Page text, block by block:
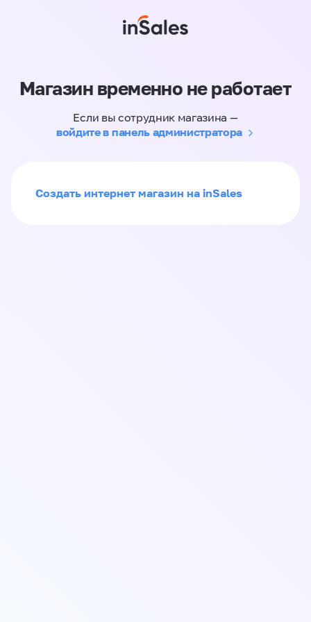
Магазин временно не работает
Если вы сотрудник магазина —
войдите в панель администратора
Создать интернет магазин на inSales